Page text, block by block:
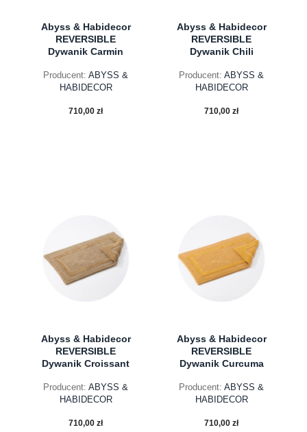
Abyss & Habidecor
REVERSIBLE
Dywanik Carmin
Producent: ABYSS &
HABIDECOR
710,00 zł
Abyss & Habidecor
REVERSIBLE
Dywanik Chili
Producent: ABYSS &
HABIDECOR
710,00 zł
Abyss & Habidecor
REVERSIBLE
Dywanik Croissant
Producent: ABYSS &
HABIDECOR
710,00 zł
Abyss & Habidecor
REVERSIBLE
Dywanik Curcuma
Producent: ABYSS &
HABIDECOR
710,00 zł